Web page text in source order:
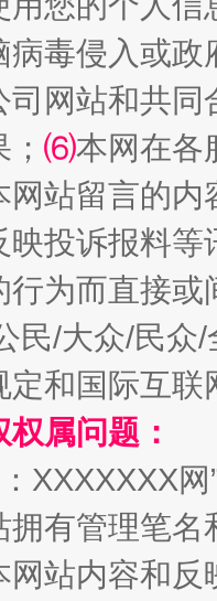
场
规模
毒侵入或
网站和共
⑹本网在各
网站留言的内
映投诉报料
行为而直接
民/大众/民
和国际互
属问题：
XXXXXXX
拥有管理笔
网站内容和